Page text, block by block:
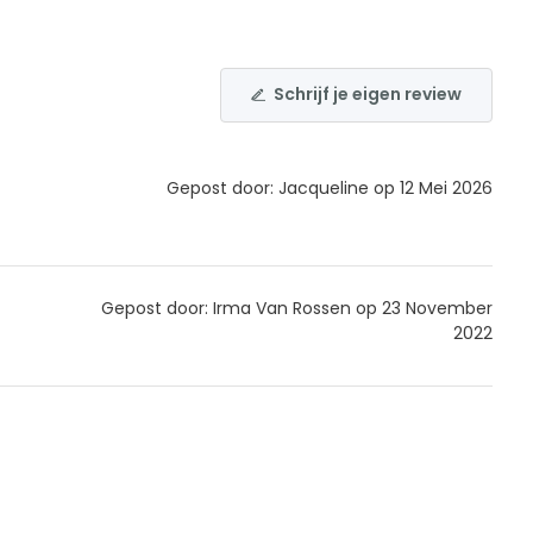
Schrijf je eigen review
Gepost door: Jacqueline op 12 Mei 2026
Gepost door: Irma Van Rossen op 23 November
2022